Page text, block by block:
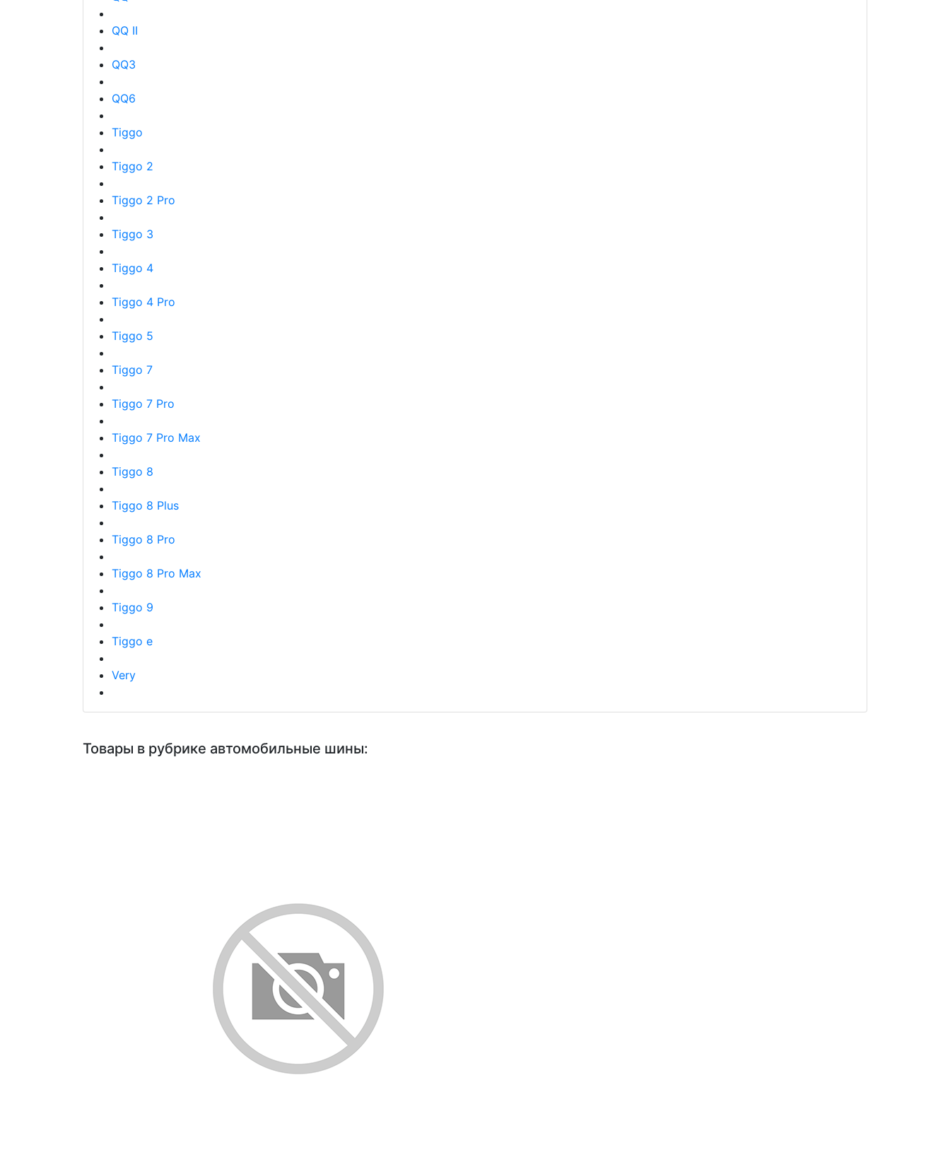
QQ II
QQ3
QQ6
Tiggo
Tiggo 2
Tiggo 2 Pro
Tiggo 3
Tiggo 4
Tiggo 4 Pro
Tiggo 5
Tiggo 7
Tiggo 7 Pro
Tiggo 7 Pro Max
Tiggo 8
Tiggo 8 Plus
Tiggo 8 Pro
Tiggo 8 Pro Max
Tiggo 9
Tiggo e
Very
Товары в рубрике автомобильные шины: